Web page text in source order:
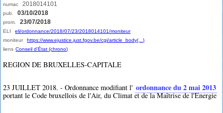
numac 2018014101
pub. 03/10/2018
prom. 23/07/2018
ELI
eli/ordonnance/2018/07/23/2018014101/moniteur
moniteur
https://www.ejustice.just.fgov.be/cgi/article_body(...)
liens Conseil d'État (chrono)
REGION DE BRUXELLES-CAPITALE
23 JUILLET 2018. - Ordonnance modifiant l' ordonnance du 2 mai 2013
portant le Code bruxellois de l'Air, du Climat et de la Maîtrise de l'Energie